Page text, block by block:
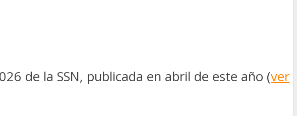
de la SSN, publicada en abril de este año (ver